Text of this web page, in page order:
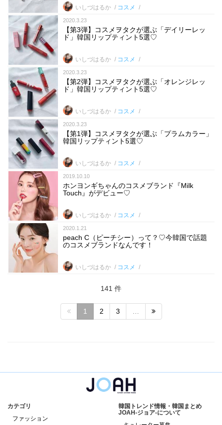
いしづはるか コスメ
2020.3.23
【第3弾】コスメヲタクが選ぶ「デイリーレッ
ド」韓国リップティント5選♡
いしづはるか コスメ
2020.3.23
【第2弾】コスメヲタクが選ぶ「オレンジレッ
ド」韓国リップティント5選♡
いしづはるか コスメ
2020.3.23
【第1弾】コスメヲタクが選ぶ「プラムカラー」
韓国リップティント5選♡
いしづはるか コスメ
2019.10.10
ホンヨンギちゃんのコスメブランド『Milk
Touch』がデビュー♡
いしづはるか コスメ
2020.1.21
peach C（ピーチシー）って？♡今韓国で話題
のコスメブランドなんです！
いしづはるか コスメ
141 件
1 2 3
カテゴリ
ファッション
韓国トレンド情報・韓国まとめ
JOAH-ジョア-について